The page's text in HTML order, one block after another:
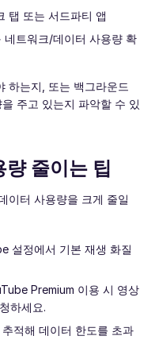
탭 또는 서드파티 앱
트워크/데이터 사용량 확
하는지, 또는 백그라운드
주고 있는지 파악할 수 있
줄이는 팁
이터 사용량을 크게 줄일
설정에서 기본 재생 화질
Premium 이용 시 영상
하세요.
적해 데이터 한도를 초과